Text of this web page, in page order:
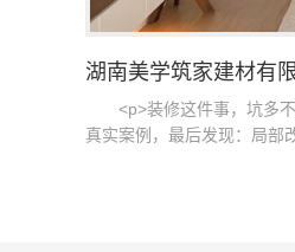
湖南美学筑家建材有
<p>装修这件事，坑多
真实案例，最后发现：局部